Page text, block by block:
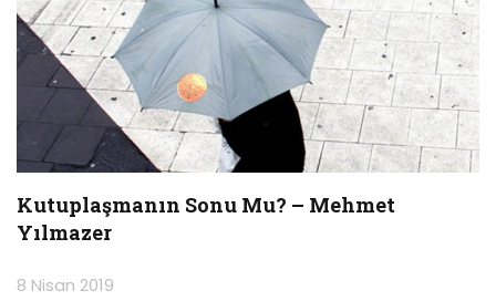
Kutuplaşmanın Sonu Mu? – Mehmet
Yılmazer
8 Nisan 2019